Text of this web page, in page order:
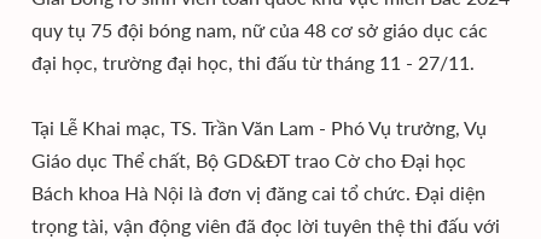
quy tụ 75 đội bóng nam, nữ của 48 cơ sở giáo dục các
đại học, trường đại học, thi đấu từ tháng 11 - 27/11.
Tại Lễ Khai mạc, TS. Trần Văn Lam - Phó Vụ trưởng, Vụ
Giáo dục Thể chất, Bộ GD&ĐT trao Cờ cho Đại học
Bách khoa Hà Nội là đơn vị đăng cai tổ chức. Đại diện
trọng tài, vận động viên đã đọc lời tuyên thệ thi đấu với